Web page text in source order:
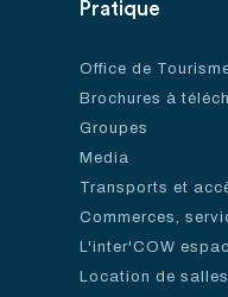
Pratique
Office de
Brochures à
Groupes
Media
Transports et
Commerces,
L'inter'COW
Location de salles